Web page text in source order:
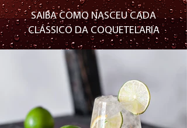
SAIBA COMO NASCEU CADA
CLÁSSICO DA COQUETELARIA